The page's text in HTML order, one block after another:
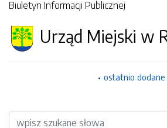
Biuletyn Informacji Publicznej
Urząd Miejski w
ostatnio dodane
Wyszukiwarka